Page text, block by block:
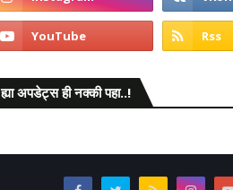
ह्या अपडेट्स ही नक्की पहा..!